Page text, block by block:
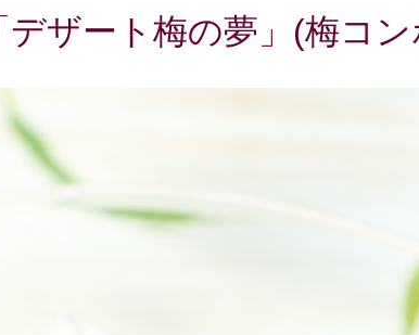
ザート梅の夢」(梅コ